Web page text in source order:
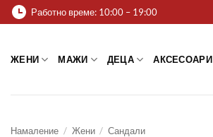
Skip
to
Работно време: 10:00 – 19:00
ЖЕНИ МАЖИ ДЕЦА АКСЕСОАРИ
Намаление / Жени / Сандали